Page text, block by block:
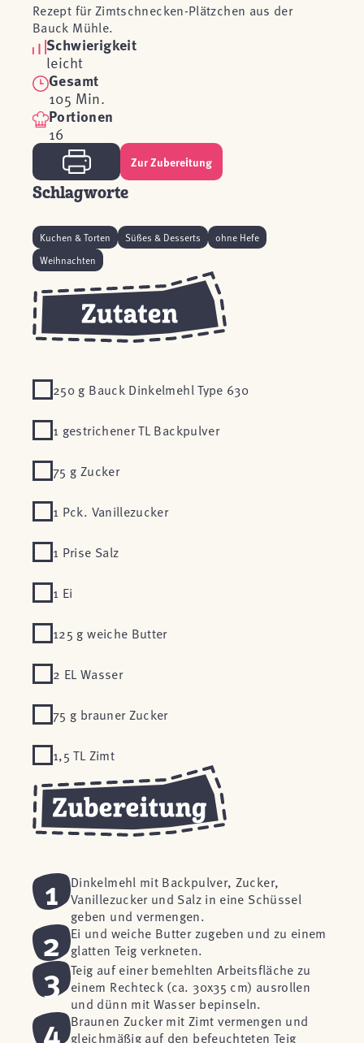
Rezept für Zimtschnecken-Plätzchen aus der
Bauck Mühle.
Schwierigkeit
leicht
Gesamt
105 Min.
Portionen
16
Zur Zubereitung
Schlagworte
Kuchen & Torten Süßes & Desserts
ohne Hefe
Weihnachten
250 g Bauck Dinkelmehl Type 630
1 gestrichener TL Backpulver
75 g Zucker
1 Pck. Vanillezucker
1 Prise Salz
1 Ei
125 g weiche Butter
2 EL Wasser
75 g brauner Zucker
1,5 TL Zimt
1
Dinkelmehl mit Backpulver, Zucker,
Vanillezucker und Salz in eine Schüssel
geben und vermengen.
2
Ei und weiche Butter zugeben und zu einem
glatten Teig verkneten.
3
Teig auf einer bemehlten Arbeitsfläche zu
einem Rechteck (ca. 30x35 cm) ausrollen
und dünn mit Wasser bepinseln.
4
Braunen Zucker mit Zimt vermengen und
gleichmäßig auf den befeuchteten Teig